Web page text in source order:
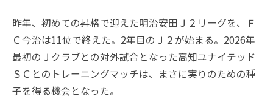
昨年、初めての昇格で迎えた明治安田Ｊ２リーグを、Ｆ
Ｃ今治は11位で終えた。2年目のＪ２が始まる。2026年
最初のＪクラブとの対外試合となった高知ユナイテッド
ＳＣとのトレーニングマッチは、まさに実りのための種
子を得る機会となった。